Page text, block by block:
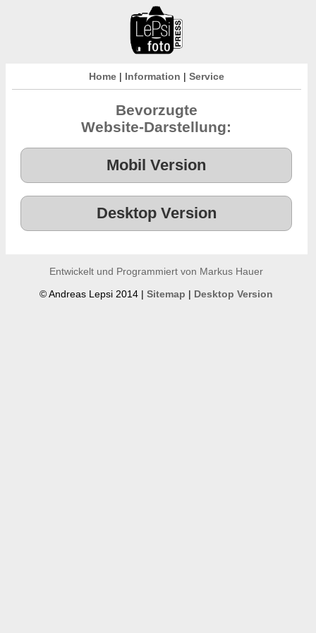
Home| Information | Service
Bevorzugte
Website-Darstellung:
Entwickelt und Programmiert von Markus Hauer
© Andreas Lepsi 2014 |Sitemap | Desktop Version